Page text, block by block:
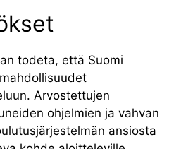
todeta, että Suomi
Arvostettujen
ohjelmien ja vahvan
ansiosta